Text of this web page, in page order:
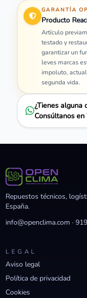
GARANTÍA
Producto
Artículo
testado y
garantizar un
leves marcas
impoluto,
segunda vida.
¿Tienes alguna
Consúltanos
Repuestos técnicos,
España.
info@openclima.com ·
LEGAL
Aviso legal
Política de privacidad
Cookies